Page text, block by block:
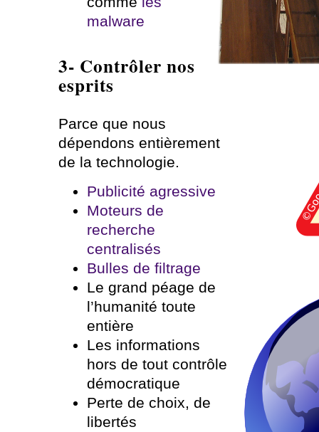
malware
3- Contrôler nos
esprits
Parce que nous
dépendons entièrement
de la technologie.
Publicité agressive
Moteurs de
recherche
centralisés
Bulles de filtrage
Le grand péage de
l’humanité toute
entière
Les informations
hors de tout contrôle
démocratique
Perte de choix, de
libertés